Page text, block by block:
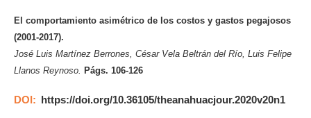
El comportamiento asimétrico de los costos y gastos pegajosos
(2001-2017).
José Luis Martínez Berrones, César Vela Beltrán del Río, Luis Felipe
Llanos Reynoso. Págs. 106-126
DOI: https://doi.org/10.36105/theanahuacjour.2020v20n1